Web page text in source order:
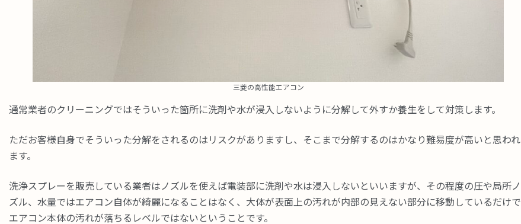
三菱の高性能エアコン
通常業者のクリーニングではそういった箇所に洗剤や水が浸入しないように分解して外すか養生をして対策します。
ただお客様自身でそういった分解をされるのはリスクがありますし、そこまで分解するのはかなり難易度が高いと思われ
ます。
洗浄スプレーを販売している業者はノズルを使えば電装部に洗剤や水は浸入しないといいますが、その程度の圧や局所ノ
ズル、水量ではエアコン自体が綺麗になることはなく、大体が表面上の汚れが内部の見えない部分に移動しているだけで
エアコン本体の汚れが落ちるレベルではないということです。